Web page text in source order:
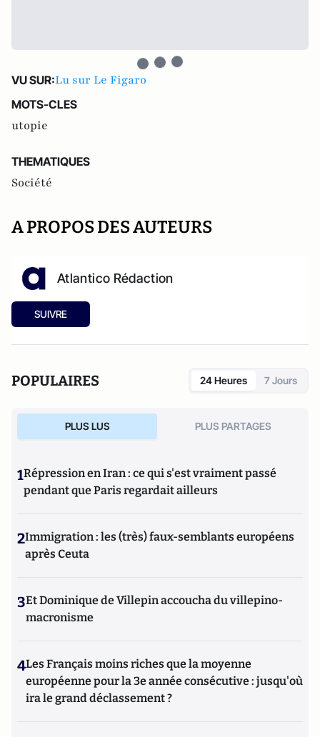
VU SUR:Lu sur Le Figaro
MOTS-CLES
utopie
THEMATIQUES
Société
A PROPOS DES AUTEURS
Atlantico Rédaction
SUIVRE
POPULAIRES 24 Heures 7 Jours
PLUS LUS PLUS PARTAGES
1Répression en Iran : ce qui s'est vraiment passé
pendant que Paris regardait ailleurs
2Immigration : les (très) faux-semblants européens
après Ceuta
3Et Dominique de Villepin accoucha du villepino-
macronisme
4Les Français moins riches que la moyenne
européenne pour la 3e année consécutive : jusqu'où
ira le grand déclassement ?